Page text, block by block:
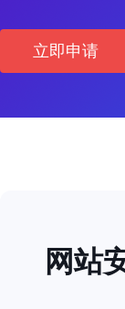
立即申请
网站